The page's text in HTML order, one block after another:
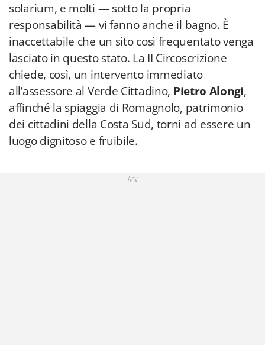
solarium, e molti — sotto la propria
responsabilità — vi fanno anche il bagno. È
inaccettabile che un sito così frequentato venga
lasciato in questo stato. La II Circoscrizione
chiede, così, un intervento immediato
all’assessore al Verde Cittadino, Pietro Alongi,
affinché la spiaggia di Romagnolo, patrimonio
dei cittadini della Costa Sud, torni ad essere un
luogo dignitoso e fruibile.
Adv